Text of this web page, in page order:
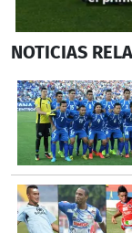
seconds
46
seconds
NOTICIAS